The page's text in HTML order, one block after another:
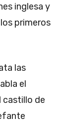
inglesa y
primeros
las
el
castillo de